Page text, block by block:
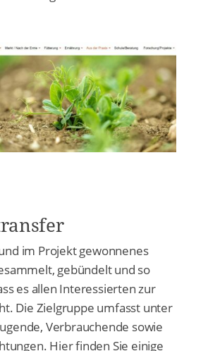
im Projekt gewonnenes
gebündelt und so
es allen Interessierten zur
Die Zielgruppe umfasst unter
Verbrauchende sowie
Hier finden Sie einige